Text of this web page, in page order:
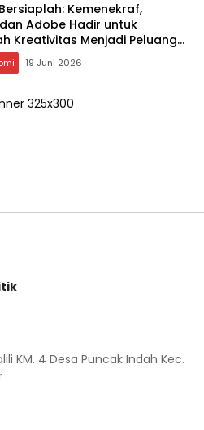
Kemenekraf,
Adobe Hadir untuk
Kreativitas Menjadi Peluang
19 Juni 2026
KM. 4 Desa Puncak Indah Kec.